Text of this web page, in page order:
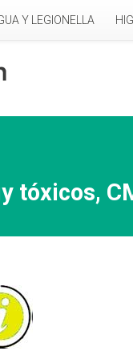
Y LEGIONELLA
tóxicos,